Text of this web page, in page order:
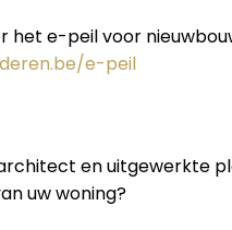
het e-peil voor
e-peil
en uitgewerkte
uw woning?